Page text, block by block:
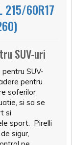
215/60R17
SUV-uri
SUV-
pentru
soferilor
si sa se
si
sport. Pirelli
sigur,